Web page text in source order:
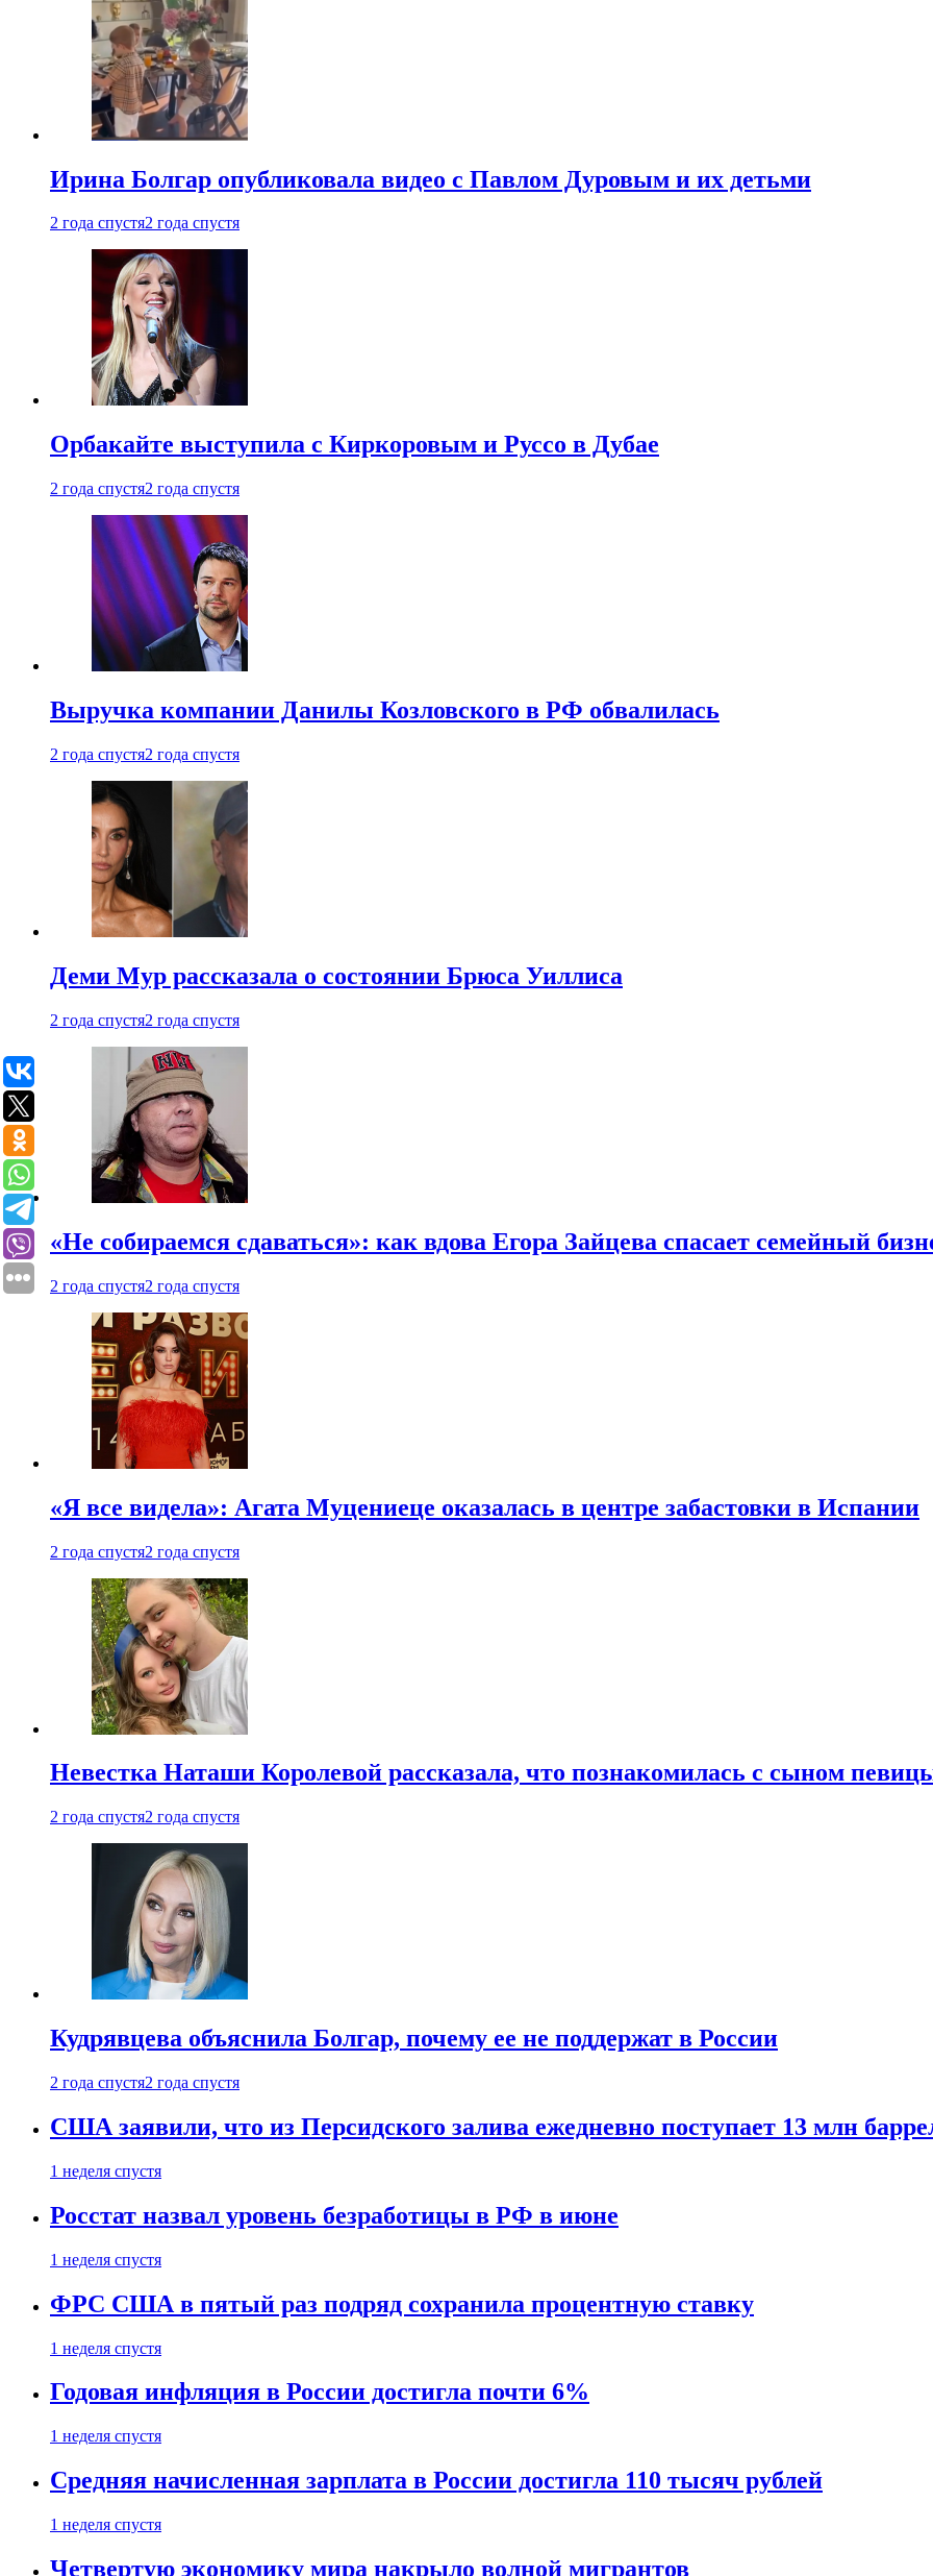
Ирина Болгар опубликовала видео с Павлом Дуровым и их детьми
2 года спустя2 года спустя
Орбакайте выступила с Киркоровым и Руссо в Дубае
2 года спустя2 года спустя
Выручка компании Данилы Козловского в РФ обвалилась
2 года спустя2 года спустя
Деми Мур рассказала о состоянии Брюса Уиллиса
2 года спустя2 года спустя
«Не собираемся сдаваться»: как вдова Егора Зайцева спасает семейный
2 года спустя2 года спустя
«Я все видела»: Агата Муцениеце оказалась в центре забастовки в Испании
2 года спустя2 года спустя
Невестка Наташи Королевой рассказала, что познакомилась с сыном
2 года спустя2 года спустя
Кудрявцева объяснила Болгар, почему ее не поддержат в России
2 года спустя2 года спустя
США заявили, что из Персидского залива ежедневно поступает 13 млн
1 неделя спустя
Росстат назвал уровень безработицы в РФ в июне
1 неделя спустя
ФРС США в пятый раз подряд сохранила процентную ставку
1 неделя спустя
Годовая инфляция в России достигла почти 6%
1 неделя спустя
Средняя начисленная зарплата в России достигла 110 тысяч рублей
1 неделя спустя
Четвертую экономику мира накрыло волной мигрантов